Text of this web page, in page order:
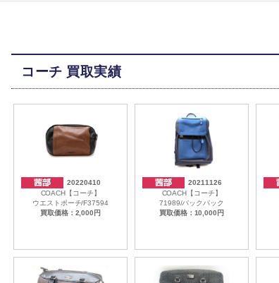
コーチ 買取実績
20220410
COACH【コーチ】
ウエストポーチ/F37594
買取価格：2,000円
20211126
COACH【コーチ】
71989/バックパック
買取価格：10,000円